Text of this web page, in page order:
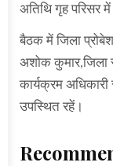
अतिथि गृह परिसर में
बैठक में जिला
अशोक कुमार,जिला
कार्यक्रम अधिकारी
उपस्थित रहें।